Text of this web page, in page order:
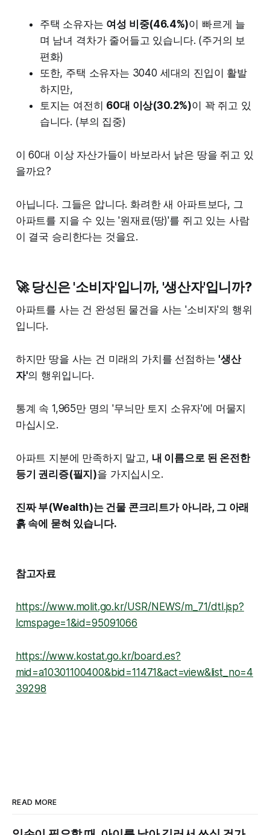
주택 소유자는 여성 비중(46.4%)이 빠르게 늘
며 남녀 격차가 줄어들고 있습니다. (주거의 보
편화)
또한, 주택 소유자는 3040 세대의 진입이 활발
하지만,
토지는 여전히 60대 이상(30.2%)이 꽉 쥐고 있
습니다. (부의 집중)
이 60대 이상 자산가들이 바보라서 낡은 땅을 쥐고 있
을까요?
아닙니다. 그들은 압니다. 화려한 새 아파트보다, 그
아파트를 지을 수 있는 '원재료(땅)'를 쥐고 있는 사람
이 결국 승리한다는 것을요.
🚀 당신은 '소비자'입니까, '생산자'입니까?
아파트를 사는 건 완성된 물건을 사는 '소비자'의 행위
입니다.
하지만 땅을 사는 건 미래의 가치를 선점하는 '생산
자'의 행위입니다.
통계 속 1,965만 명의 '무늬만 토지 소유자'에 머물지
마십시오.
아파트 지분에 만족하지 말고, 내 이름으로 된 온전한
등기 권리증(필지)을 가지십시오.
진짜 부(Wealth)는 건물 콘크리트가 아니라, 그 아래
흙 속에 묻혀 있습니다.
참고자료
https://www.molit.go.kr/USR/NEWS/m_71/dtl.jsp?
lcmspage=1&id=95091066
https://www.kostat.go.kr/board.es?
mid=a10301100400&bid=11471&act=view&list_no=4
39298
READ MORE